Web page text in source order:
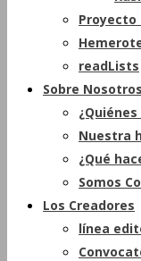
readLists
Sobre Nosotros
Nuestra
¿Qué
Somos
Los Creadores
línea